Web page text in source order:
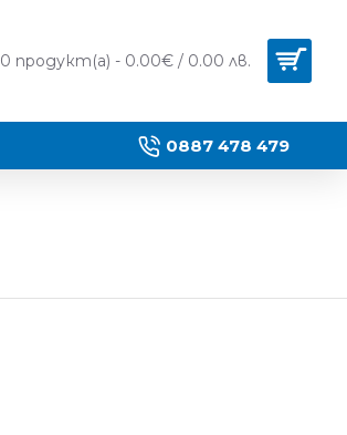
0 продукт(а) - 0.00€ / 0.00 лв.
0887 478 479